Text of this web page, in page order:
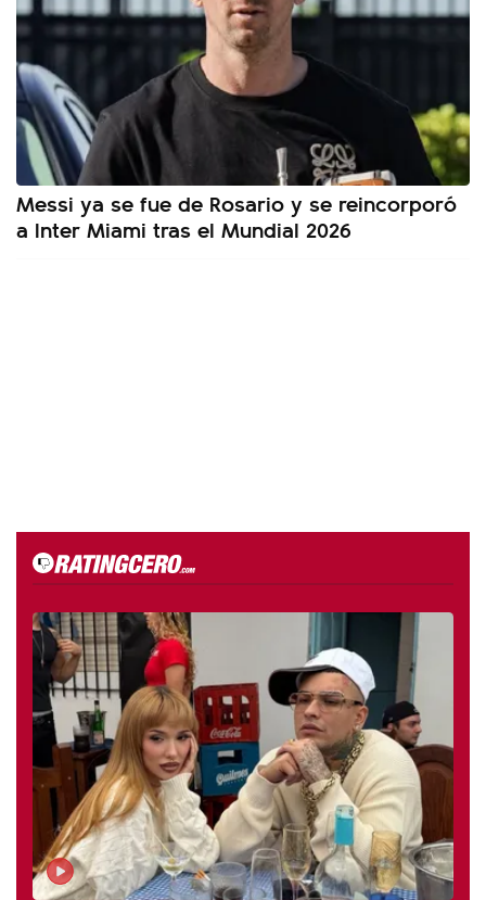
Messi ya se fue de Rosario y se reincorporó
a Inter Miami tras el Mundial 2026